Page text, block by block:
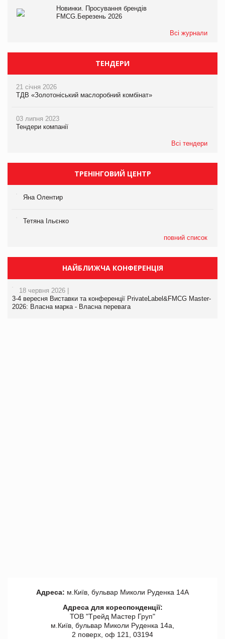
Новинки. Просування брендів
FMCG.Березень 2026
Всі журнали
ТЕНДЕРИ
21 січня 2026
ТДВ «Золотоніський маслоробний комбінат»
03 липня 2023
Тендери компанії
Всі тендери
ТРЕНІНГОВИЙ ЦЕНТР
Яна Олентир
Тетяна Ільєнко
повний список
НАЙБЛИЖЧА КОНФЕРЕНЦІЯ
18 червня 2026 |
3-4 вересня Виставки та конференції PrivateLabel&FMCG Master-
2026: Власна марка - Власна перевага
Адреса: м.Київ, бульвар Миколи Руденка 14А
Адреса для кореспонденції:
ТОВ "Tрейд Мастер Груп"
м.Київ, бульвар Миколи Руденка 14а,
2 поверх, оф 121, 03194